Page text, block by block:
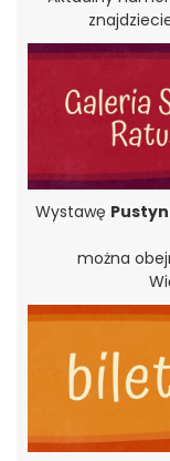
Wystawę
można